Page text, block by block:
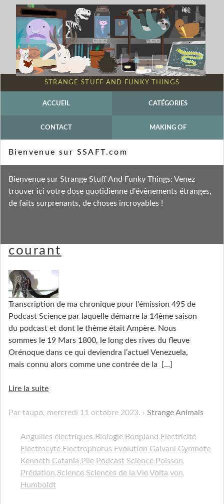
STRANGE STUFF AND FUNKY THINGS
ACCUEIL CATÉGORIES
CONTACT MAKING OF
Fil des commentaires
courant
Transcription de ma chronique pour l'émission 495 de
Podcast Science par laquelle démarre la 14ème saison
du podcast et dont le thème était Ampère. Nous
sommes le 19 Mars 1800, le long des rives du fleuve
Orénoque dans ce qui deviendra l’actuel Venezuela,
mais connu alors comme une contrée de la
[…]
Lire la suite
Par taupo, mercredi 11 octobre 2023. Strange Animals
Anguilles électriques Biologie Bonpland Electricité
Electrocyte Electrophorus Evolution Galvani Gymnote
Kenneth Catania Pile Podcast Science Poisson
Prédation Science Sciences de la VieVolta von
Humboldt
Bienvenue sur SSAFT.com
Bienvenue sur Strange Stuff And Funky Things: Venez
trouver ici votre dose quotidienne d'évènements étranges,
de faits surprenants, de choses incroyables !